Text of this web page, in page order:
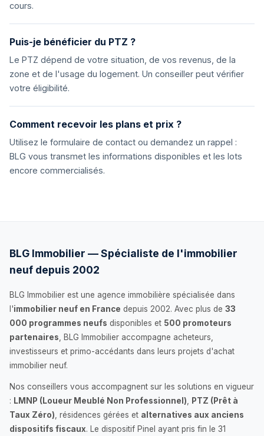
cours.
Puis-je bénéficier du PTZ ?
Le PTZ dépend de votre situation, de vos revenus, de la
zone et de l'usage du logement. Un conseiller peut vérifier
votre éligibilité.
Comment recevoir les plans et prix ?
Utilisez le formulaire de contact ou demandez un rappel :
BLG vous transmet les informations disponibles et les lots
encore commercialisés.
BLG Immobilier — Spécialiste de l'immobilier
neuf depuis 2002
BLG Immobilier est une agence immobilière spécialisée dans
l'immobilier neuf en France depuis 2002. Avec plus de 33
000 programmes neufs disponibles et 500 promoteurs
partenaires , BLG Immobilier accompagne acheteurs,
investisseurs et primo-accédants dans leurs projets d'achat
immobilier neuf.
Nos conseillers vous accompagnent sur les solutions en vigueur
: LMNP (Loueur Meublé Non Professionnel)
PTZ (Prêt à
Taux Zéro) , résidences gérées et alternatives aux anciens
dispositifs fiscaux. Le dispositif Pinel ayant pris fin le 31